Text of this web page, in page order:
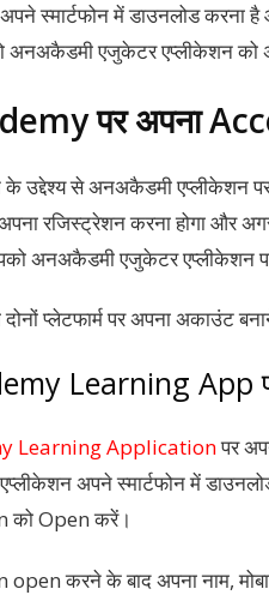
स्मार्टफोन में डाउनलोड करना
अनअकैडमी एजुकेटर एप्लीकेशन को
पर अपना
उद्देश्य से अनअकैडमी एप्लीकेशन
रजिस्ट्रेशन करना होगा और
अनअकैडमी एजुकेटर एप्लीकेशन
प्लेटफार्म पर अपना अकाउंट
Learning App
Learning Applicationपर
एप्लीकेशन अपने स्मार्टफोन में
Open करें।
करने के बाद अपना नाम,